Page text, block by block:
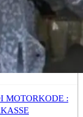
MOTORKODE :